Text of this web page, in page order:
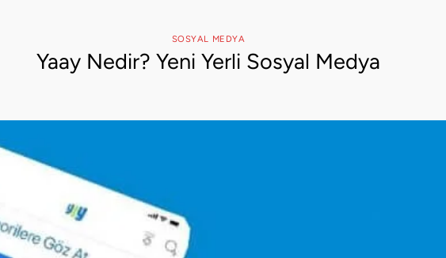
SOSYAL MEDYA
Yaay Nedir? Yeni Yerli Sosyal Medya